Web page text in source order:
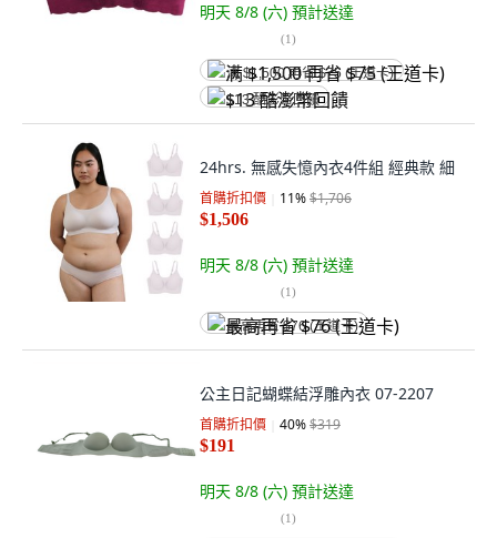
明天 8/8 (六) 預計送達
(1)
满 $1,500 再省 $75 (王道卡)
$13 酷澎幣回饋
24hrs. 無感失憶內衣4件組 經典款 細
首購折扣價 11%$1,706
$1,506
明天 8/8 (六) 預計送達
(1)
最高再省 $76 (王道卡)
公主日記蝴蝶結浮雕內衣 07-2207
首購折扣價 40%$319
$191
明天 8/8 (六) 預計送達
(1)